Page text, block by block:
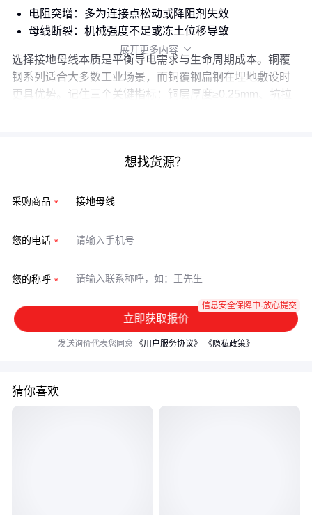
电阻突增：多为连接点松动或降阻剂失效
母线断裂：机械强度不足或冻土位移导致
选择接地母线本质是平衡导电需求与生命周期成本。铜覆
钢系列适合大多数工业场景，而铜覆钢扁钢在埋地敷设时
更具优势。记住三个关键指标：铜层厚度≥0.25mm、抗拉
展开更多内容 
想找货源？
采购商品
您的电话
您的称呼
立即获取报价
信息安全保障中·放心提交
发送询价代表您同意 《用户服务协议》 《隐私政策》
猜你喜欢